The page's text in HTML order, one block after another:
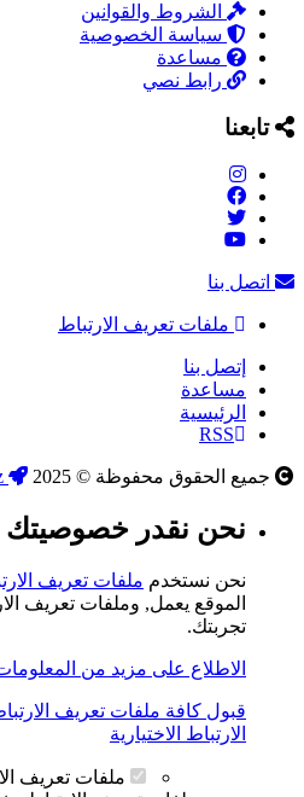
الشروط والقوانين
سياسة الخصوصية
مساعدة
رابط نصي
تابعنا
اتصل بنا
ملفات تعريف الارتباط
إتصل بنا
مساعدة
الرئيسية
RSS
جميع الحقوق محفوظة © 2025
نحن نقدر خصوصيتك
نحن نستخدم ملفات تعريف
الموقع يعمل, وملفات تعريف
تجربتك.
الاطلاع على مزيد من
قبول كافة ملفات تعريف
الارتباط الاختيارية
ملفات تعريف